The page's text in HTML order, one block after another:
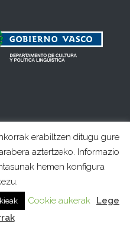
erabiltzen ditugu gure
aztertzeko. Informazio
hemen konfigura
Cookie aukerak
Lege